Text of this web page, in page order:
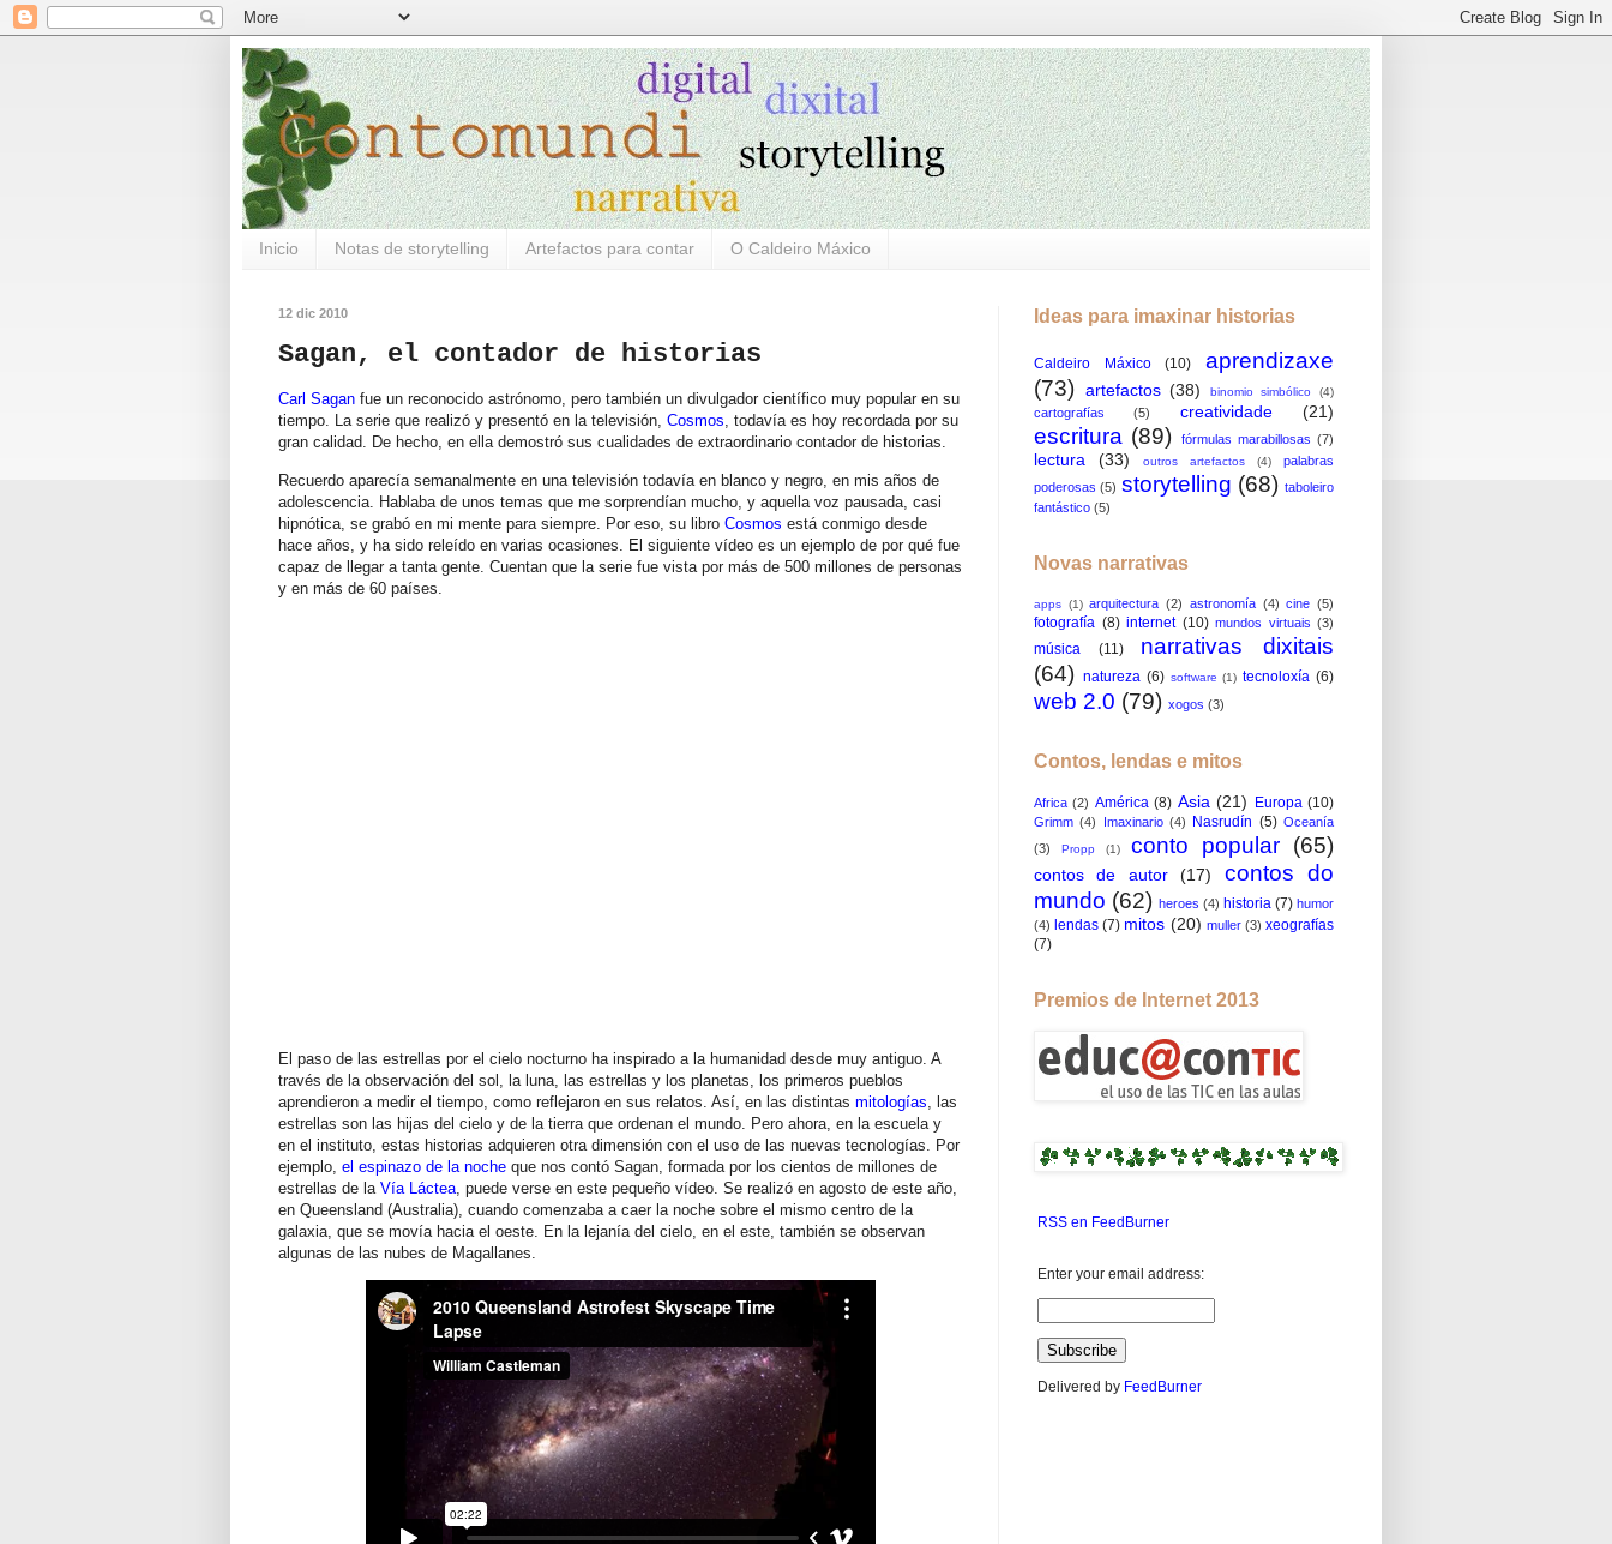
Inicio Notas de storytelling Artefactos para contar O Caldeiro Máxico
12 dic 2010
Sagan, el contador de historias
Carl Sagan fue un reconocido astrónomo, pero también un divulgador científico muy popular en su
tiempo. La serie que realizó y presentó en la televisión, Cosmos, todavía es hoy recordada por su
gran calidad. De hecho, en ella demostró sus cualidades de extraordinario contador de historias.
Recuerdo aparecía semanalmente en una televisión todavía en blanco y negro, en mis años de
adolescencia. Hablaba de unos temas que me sorprendían mucho, y aquella voz pausada, casi
hipnótica, se grabó en mi mente para siempre. Por eso, su libro Cosmos está conmigo desde
hace años, y ha sido releído en varias ocasiones. El siguiente vídeo es un ejemplo de por qué fue
capaz de llegar a tanta gente. Cuentan que la serie fue vista por más de 500 millones de personas
y en más de 60 países.
El paso de las estrellas por el cielo nocturno ha inspirado a la humanidad desde muy antiguo. A
través de la observación del sol, la luna, las estrellas y los planetas, los primeros pueblos
aprendieron a medir el tiempo, como reflejaron en sus relatos. Así, en las distintas mitologías, las
estrellas son las hijas del cielo y de la tierra que ordenan el mundo. Pero ahora, en la escuela y
en el instituto, estas historias adquieren otra dimensión con el uso de las nuevas tecnologías. Por
ejemplo, el espinazo de la noche que nos contó Sagan, formada por los cientos de millones de
estrellas de la Vía Láctea, puede verse en este pequeño vídeo. Se realizó en agosto de este año,
en Queensland (Australia), cuando comenzaba a caer la noche sobre el mismo centro de la
galaxia, que se movía hacia el oeste. En la lejanía del cielo, en el este, también se observan
algunas de las nubes de Magallanes.
Ideas para imaxinar historias
Caldeiro Máxico (10)
aprendizaxe
(73) artefactos (38) binomio simbólico (4)
cartografías (5) creatividade (21)
escritura (89) fórmulas marabillosas (7)
lectura (33) outros artefactos (4)
palabras
poderosas (5) storytelling (68) taboleiro
fantástico (5)
Novas narrativas
apps (1) arquitectura (2) astronomía (4) cine (5)
fotografía (8) internet (10) mundos virtuais (3)
música (11)
narrativas dixitais
(64) natureza (6) software (1) tecnoloxía (6)
web 2.0 (79) xogos (3)
Contos, lendas e mitos
Africa (2) América (8) Asia (21) Europa (10)
Grimm (4) Imaxinario (4) Nasrudín (5) Oceanía
(3)
Propp (1) conto popular (65)
contos de autor (17)
contos do
mundo (62) heroes (4) historia (7) humor
(4) lendas (7) mitos (20) muller (3) xeografías
(7)
Premios de Internet 2013
RSS en FeedBurner
Enter your email address:
Delivered by FeedBurner